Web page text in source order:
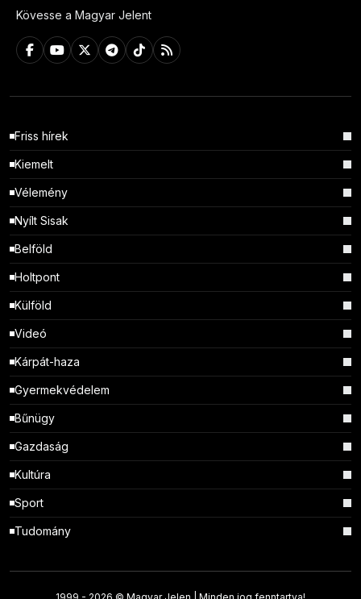
Kövesse a Magyar Jelent
Friss hírek
Kiemelt
Vélemény
Nyílt Sisak
Belföld
Holtpont
Külföld
Videó
Kárpát-haza
Gyermekvédelem
Bűnügy
Gazdaság
Kultúra
Sport
Tudomány